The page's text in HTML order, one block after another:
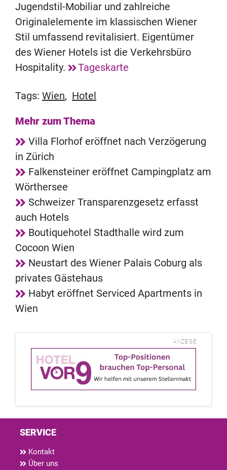
Jugendstil-Mobiliar und zahlreiche
Originalelemente im klassischen Wiener
Stil umfassend revitalisiert. Eigentümer
des Wiener Hotels ist die Verkehrsbüro
Hospitality.
Tageskarte
Tags: Wien, Hotel
Mehr zum Thema
Villa Florhof eröffnet nach Verzögerung
in Zürich
Falkensteiner eröffnet Campingplatz am
Wörthersee
Schweizer Transparenzgesetz erfasst
auch Hotels
Boutiquehotel Stadthalle wird zum
Cocoon Wien
Neustart des Wiener Palais Coburg als
privates Gästehaus
Habyt eröffnet Serviced Apartments in
Wien
ANZEIGE
SERVICE
Kontakt
Über uns